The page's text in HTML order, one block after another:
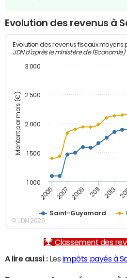
Evolution des revenus à
Montant par mois (€)
Evolution des revenus fiscaux moyens
JDN d'après le ministère de l'Economie)
Saint-Guyomard
2005 2007 2009 2011 2013
1 000
1 500
2 000
2 500
3 000
© JDN 2026
Classement des
A lire aussi :Les impôts payés à